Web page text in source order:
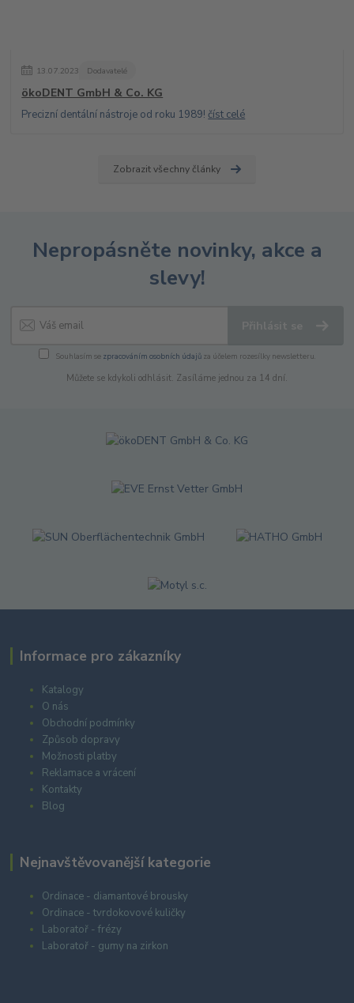
13.07.2023 Dodavatelé
ökoDENT GmbH & Co. KG
Precizní dentální nástroje od roku 1989!číst celé
Zobrazit všechny články
Nepropásněte novinky, akce a
slevy!
Souhlasím se zpracováním osobních údajůza účelem rozesílky newsletteru.
Můžete se kdykoli odhlásit. Zasíláme jednou za 14 dní.
Informace pro zákazníky
Katalogy
O nás
Obchodní podmínky
Způsob dopravy
Možnosti platby
Reklamace a vrácení
Kontakty
Blog
Nejnavštěvovanější kategorie
Ordinace - diamantové brousky
Ordinace - tvrdokovové kuličky
Laboratoř - frézy
Laboratoř - gumy na zirkon